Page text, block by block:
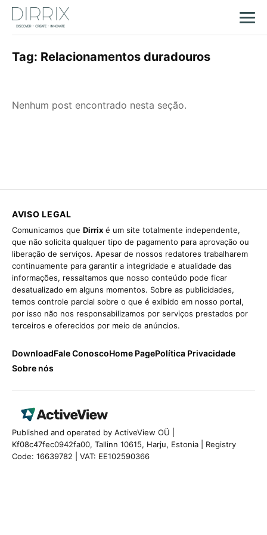
Tag: Relacionamentos duradouros
Nenhum post encontrado nesta seção.
AVISO LEGAL
Comunicamos que Dirrix é um site totalmente independente,
que não solicita qualquer tipo de pagamento para aprovação ou
liberação de serviços. Apesar de nossos redatores trabalharem
continuamente para garantir a integridade e atualidade das
informações, ressaltamos que nosso conteúdo pode ficar
desatualizado em alguns momentos. Sobre as publicidades,
temos controle parcial sobre o que é exibido em nosso portal,
por isso não nos responsabilizamos por serviços prestados por
terceiros e oferecidos por meio de anúncios.
DownloadFale ConoscoHome PagePolítica Privacidade
Sobre nós
Published and operated by ActiveView OÜ |
Kf08c47fec0942fa00, Tallinn 10615, Harju, Estonia | Registry
Code: 16639782 | VAT: EE102590366